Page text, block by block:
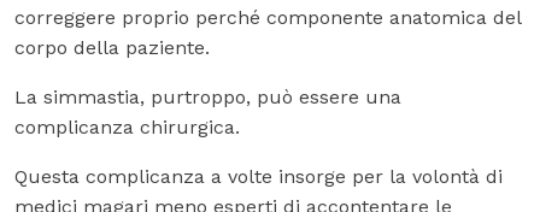
correggere proprio perché componente anatomica del
corpo della paziente.
La simmastia, purtroppo, può essere una
complicanza chirurgica.
Questa complicanza a volte insorge per la volontà di
medici magari meno esperti di accontentare le